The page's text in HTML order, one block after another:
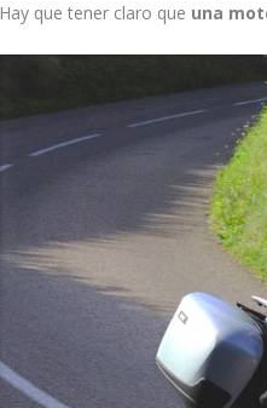
Hay que tener claro que una